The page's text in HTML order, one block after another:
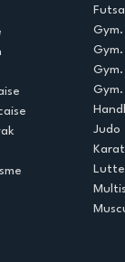
Judo
Lutte